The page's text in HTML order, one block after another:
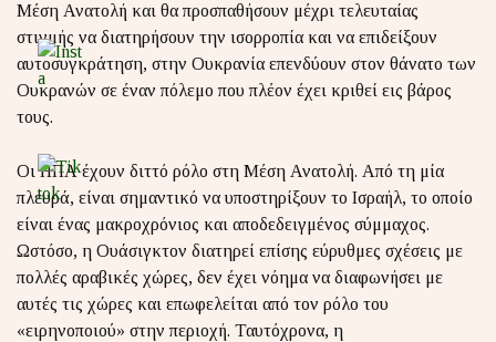
Μέση Ανατολή και θα προσπαθήσουν μέχρι τελευταίας
στιγμής να διατηρήσουν την ισορροπία και να επιδείξουν
αυτοσυγκράτηση, στην Ουκρανία επενδύουν στον θάνατο των
Ουκρανών σε έναν πόλεμο που πλέον έχει κριθεί εις βάρος
τους.
Οι ΗΠΑ έχουν διττό ρόλο στη Μέση Ανατολή. Από τη μία
πλευρά, είναι σημαντικό να υποστηρίξουν το Ισραήλ, το οποίο
είναι ένας μακροχρόνιος και αποδεδειγμένος σύμμαχος.
Ωστόσο, η Ουάσιγκτον διατηρεί επίσης εύρυθμες σχέσεις με
πολλές αραβικές χώρες, δεν έχει νόημα να διαφωνήσει με
αυτές τις χώρες και επωφελείται από τον ρόλο του
«ειρηνοποιού» στην περιοχή. Ταυτόχρονα, η